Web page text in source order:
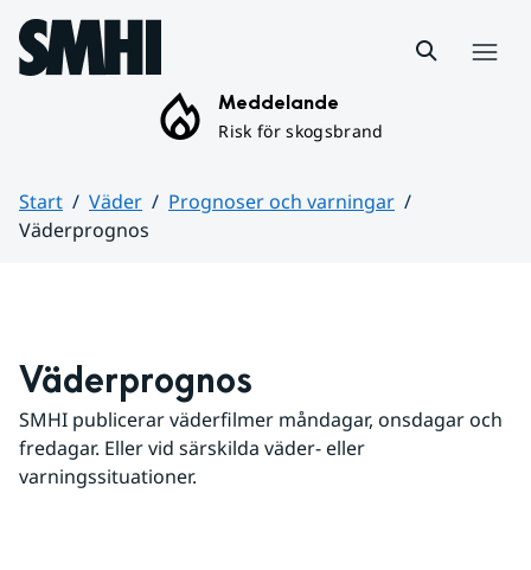
Hoppa till sidans innehåll
Meddelande
Risk för skogsbrand
Start Väder
Prognoser och varningar
Väderprognos
Väderprognos
SMHI publicerar väderfilmer måndagar, onsdagar och
fredagar. Eller vid särskilda väder- eller
varningssituationer.